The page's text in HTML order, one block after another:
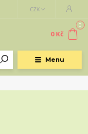
Menu
CZK
0
0 Kč